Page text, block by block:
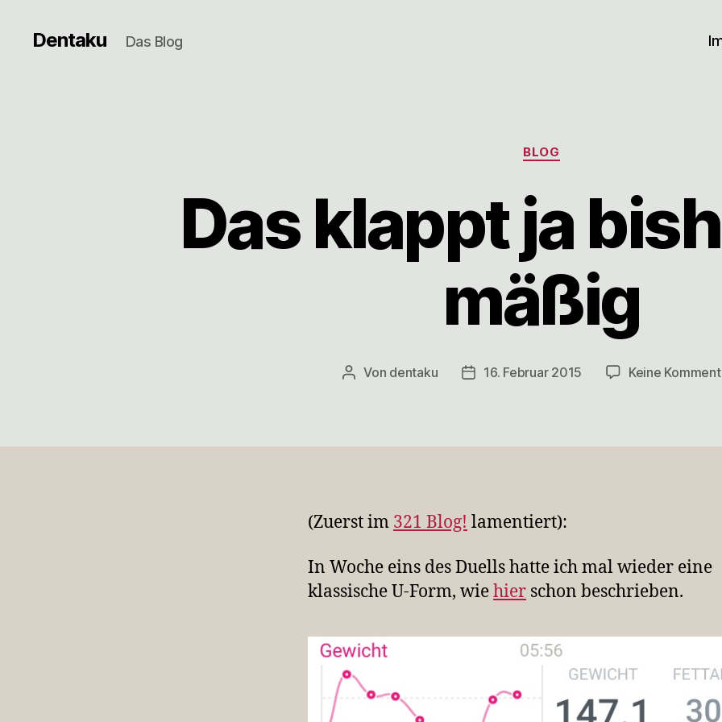
Dentaku Das Blog
Kategorien
BLOG
Das klappt ja
mäßig
Beitragsautor
Von dentaku Veröffentlichungsdatum
16. Februar 2015 Keine
(Zuerst im 321 Blog! lamentiert):
In Woche eins des Duells hatte ich mal wieder eine
klassische U-Form, wiehier schon beschrieben.